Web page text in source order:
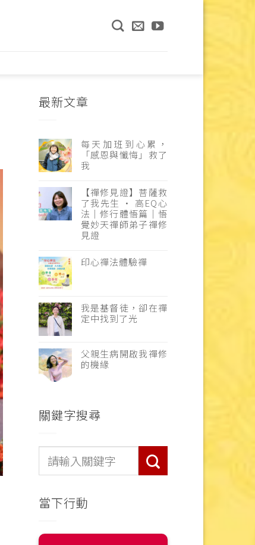
最新文章
每天加班到心累，
「感恩與懺悔」救了
我
【禪修見證】菩薩救
了我先生 · 高EQ心
法｜修行體悟篇｜悟
覺妙天禪師弟子禪修
見證
印心禪法體驗禪
我是基督徒，卻在禪
定中找到了光
父親生病開啟我禪修
的機緣
關鍵字搜尋
當下行動